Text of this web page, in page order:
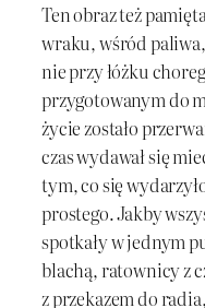
Ten obraz też
wraku, wśród
nie przy łóżku
przygotowanym do
życie zostało
czas wydawał się
tym, co się
prostego. Jakby
spotkały w jednym
blachą, ratownicy z
z przekazem do